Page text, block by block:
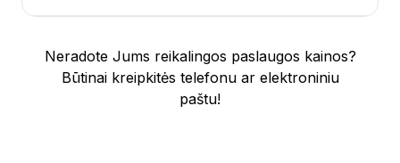
Neradote Jums reikalingos paslaugos kainos?
Būtinai kreipkitės telefonu ar elektroniniu
paštu!